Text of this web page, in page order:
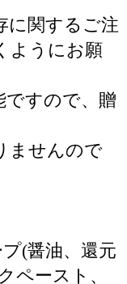
に関するご注
ようにお願
ですので、贈
ませんので
(醤油、還元
ペースト、